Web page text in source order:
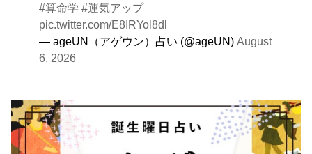
#算命学 #運気アップ
pic.twitter.com/E8IRYol8dl
— ageUN（アゲウン）占い (@ageUN)August
6, 2026